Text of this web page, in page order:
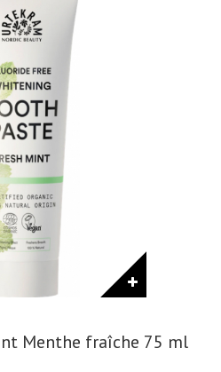
Menthe fraîche 75 ml